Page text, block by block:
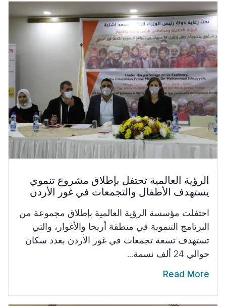
الرؤية العالمية تحتفل بإطلاق مشروع تنموي
يستهدف الأطفال والتجمعات في غور الأردن
احتفلت مؤسسة الرؤية العالمية بإطلاق مجموعة من
البرنامج التنموية في منطقة أريحا والأغوار، والتي
تستهدف تسعة تجمعات في غور الأردن بعدد سكان
حوالي 24 ألف نسمة...
Read More